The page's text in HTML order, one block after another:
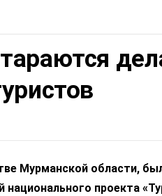
Мурманской области,
проекта